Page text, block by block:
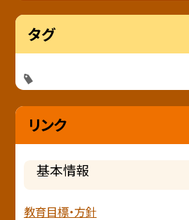
タグ
リンク
基本情報
教育目標・方針